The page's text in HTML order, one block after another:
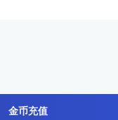
金币充值